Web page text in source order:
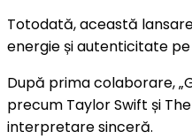
Totodată, această
energie și autenticitate
După prima colaborare,
precum Taylor Swift și
interpretare sinceră.